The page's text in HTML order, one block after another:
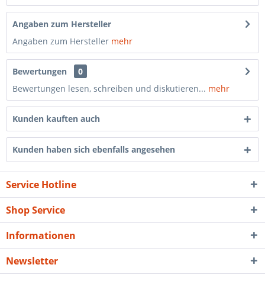
Angaben zum Hersteller
Angaben zum Hersteller mehr
Bewertungen
0
Bewertungen lesen, schreiben und diskutieren... mehr
Kunden kauften auch
Kunden haben sich ebenfalls angesehen
Service Hotline
Shop Service
Informationen
Newsletter